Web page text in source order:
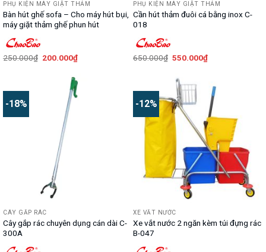
PHỤ KIỆN MÁY GIẶT THẢM
Bàn hút ghế sofa – Cho máy hút bụi,
máy giặt thảm ghế phun hút
250.000₫ Giá
250.000₫.
200.000₫Giá
là:
200.000₫.
PHỤ KIỆN MÁY GIẶT THẢM
Cần hút thảm đuôi cá bằng inox C-
018
650.000₫ Giá
650.000₫.
550.000₫Giá
550.000₫.
-18%
CÂY GẮP RÁC
Cây gắp rác chuyên dụng cán dài C-
300A
-12%
XE VẮT NƯỚC
Xe vắt nước 2 ngăn kèm túi đựng rác
B-047